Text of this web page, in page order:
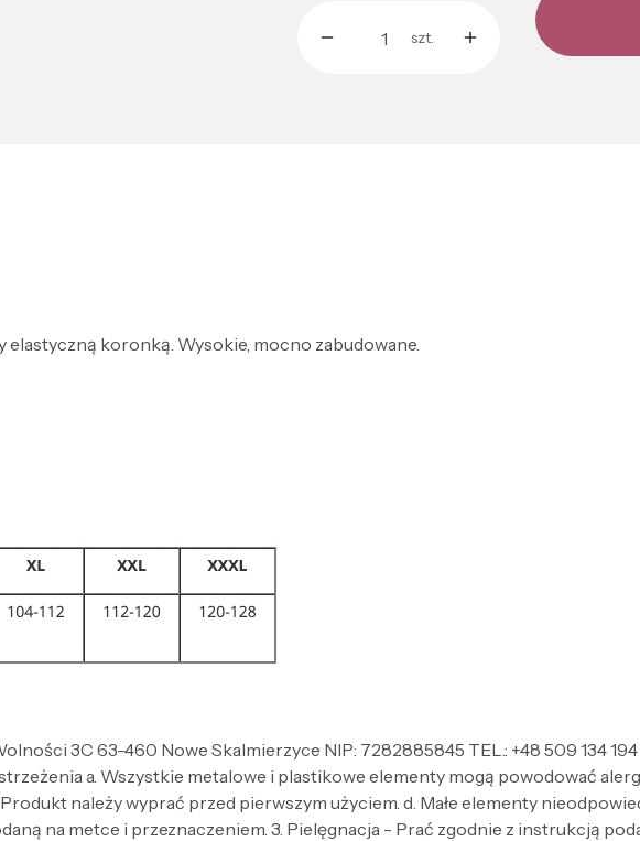
szt.
elastyczną koronką. Wysokie, mocno zabudowane.
3C 63-460 Nowe Skalmierzyce NIP: 7282885845 TEL.: +48 509 134 194
a. Wszystkie metalowe i plastikowe elementy mogą powodować
należy wyprać przed pierwszym użyciem. d. Małe elementy
na metce i przeznaczeniem. 3. Pielęgnacja - Prać zgodnie z instrukcją